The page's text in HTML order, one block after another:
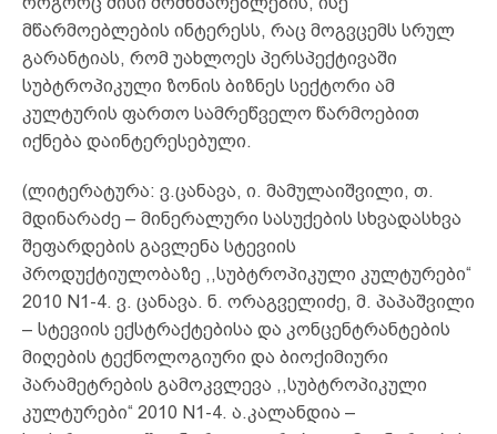
მწარმოებლების ინტერესს, რაც მოგვცემს სრულ
გარანტიას, რომ უახლოეს პერსპექტივაში
სუბტროპიკული ზონის ბიზნეს სექტორი ამ
კულტურის ფართო სამრეწველო წარმოებით
იქნება დაინტერესებული.
(ლიტერატურა: ვ.ცანავა, ი. მამულაიშვილი, თ.
მდინარაძე – მინერალური სასუქების სხვადასხვა
შეფარდების გავლენა სტევიის
პროდუქტიულობაზე ,,სუბტროპიკული კულტურები“
2010 N1-4. ვ. ცანავა. ნ. ორაგველიძე, მ. პაპაშვილი
– სტევიის ექსტრაქტებისა და კონცენტრანტების
მიღების ტექნოლოგიური და ბიოქიმიური
პარამეტრების გამოკვლევა ,,სუბტროპიკული
კულტურები“ 2010 N1-4. ა.კალანდია –